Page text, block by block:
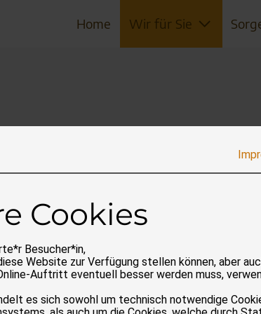
Home Wir für Sie
e.V.
Umgebung e.V. eröffnete 1988 sein
nicht mehr tragfähige und in
Bestandteil im Medienmix des
Hier finden Sie die jüngsten vier
Cookies
Besucher*in,
Website zur Verfügung stellen können, aber
Auftritt eventuell besser werden muss,
es sich sowohl um technisch notwendige